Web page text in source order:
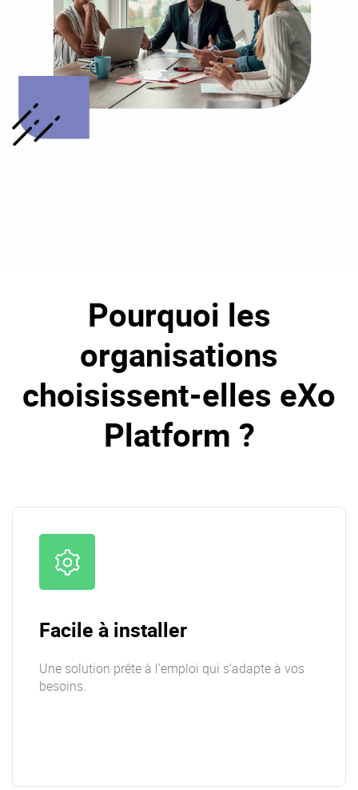
Pourquoi les
organisations
choisissent-elles eXo
Platform ?
Facile à installer
Une solution prête à l’emploi qui s’adapte à vos
besoins.